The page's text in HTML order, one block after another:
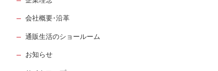
会社概要･沿革
通販生活のショールーム
お知らせ